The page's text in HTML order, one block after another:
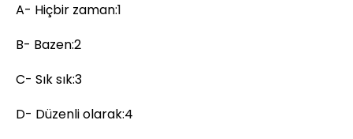
A- Hiçbir zaman:1
B- Bazen:2
C- Sık sık:3
D- Düzenli olarak:4